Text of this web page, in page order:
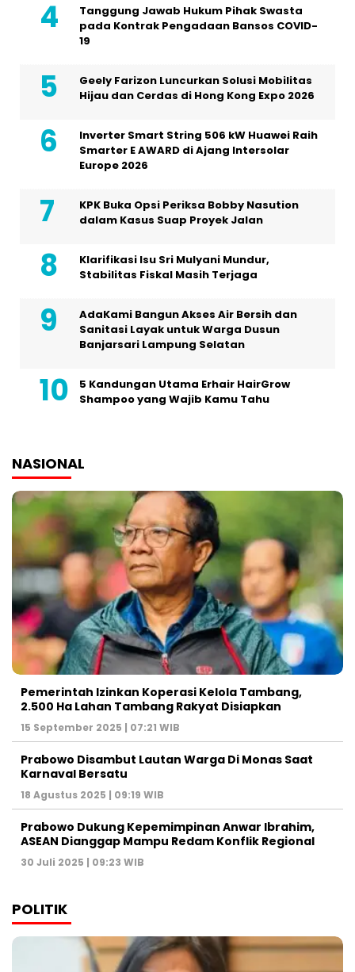
Tanggung Jawab Hukum Pihak Swasta
pada Kontrak Pengadaan Bansos COVID-
19
Geely Farizon Luncurkan Solusi Mobilitas
Hijau dan Cerdas di Hong Kong Expo 2026
Inverter Smart String 506 kW Huawei Raih
Smarter E AWARD di Ajang Intersolar
Europe 2026
KPK Buka Opsi Periksa Bobby Nasution
dalam Kasus Suap Proyek Jalan
Klarifikasi Isu Sri Mulyani Mundur,
Stabilitas Fiskal Masih Terjaga
AdaKami Bangun Akses Air Bersih dan
Sanitasi Layak untuk Warga Dusun
Banjarsari Lampung Selatan
5 Kandungan Utama Erhair HairGrow
Shampoo yang Wajib Kamu Tahu
NASIONAL
Pemerintah Izinkan Koperasi Kelola Tambang,
2.500 Ha Lahan Tambang Rakyat Disiapkan
15 September 2025 | 07:21 WIB
Prabowo Disambut Lautan Warga Di Monas Saat
Karnaval Bersatu
18 Agustus 2025 | 09:19 WIB
Prabowo Dukung Kepemimpinan Anwar Ibrahim,
ASEAN Dianggap Mampu Redam Konflik Regional
30 Juli 2025 | 09:23 WIB
POLITIK